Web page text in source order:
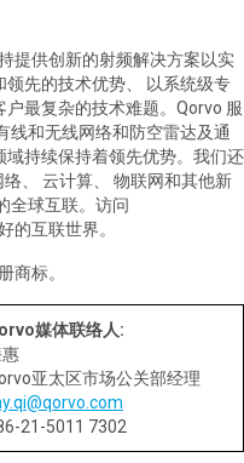
提供创新的射频解决方案以实
先的技术优势、
以系统级专
最复杂的技术难题。 Qorvo 服
线和无线网络和防空雷达及通
持续保持着领先优势。我们还
络、 云计算、
物联网和其他新
全球互联。访问
的互联世界。
商标。
媒体联络人:
亚太区市场公关部经理
21-5011 7302